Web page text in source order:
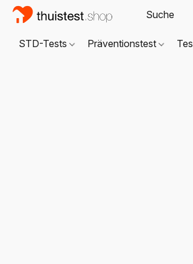
STD-Tests Präventionstest